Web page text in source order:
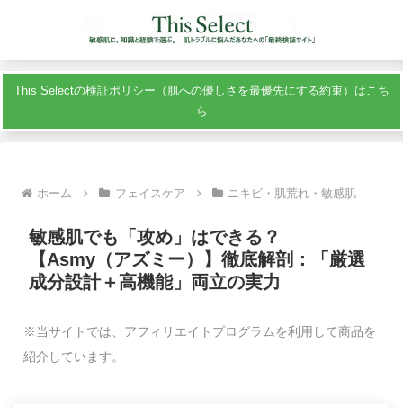
This Selectの検証ポリシー（肌への優しさを最優先にする約束）はこち
ら
ホーム フェイスケア ニキビ・肌荒れ・敏感肌
敏感肌でも「攻め」はできる？
【Asmy（アズミー）】徹底解剖：「厳選
成分設計＋高機能」両立の実力
※当サイトでは、アフィリエイトプログラムを利用して商品を
紹介しています。